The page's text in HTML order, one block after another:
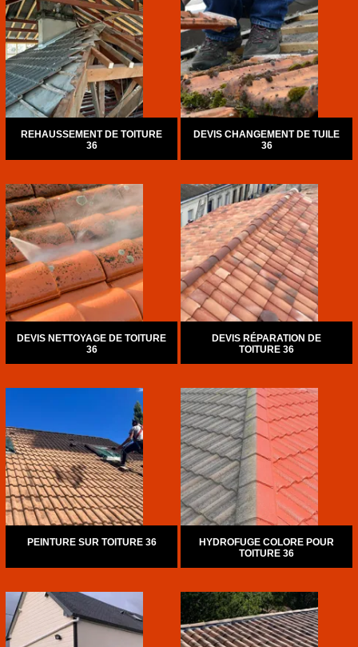
REHAUSSEMENT DE TOITURE
36
DEVIS CHANGEMENT DE TUILE
36
DEVIS NETTOYAGE DE TOITURE
36
DEVIS RÉPARATION DE
TOITURE 36
PEINTURE SUR TOITURE 36
HYDROFUGE COLORE POUR
TOITURE 36